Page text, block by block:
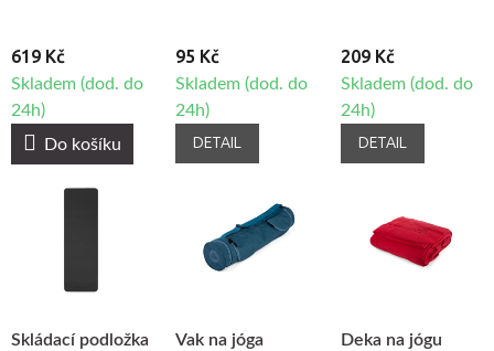
619 Kč
Skladem (dod. do
24h)
Do košíku
95 Kč
Skladem (dod. do
24h)
DETAIL
209 Kč
Skladem (dod. do
24h)
DETAIL
Skládací podložka
Vak na jóga
Deka na jógu